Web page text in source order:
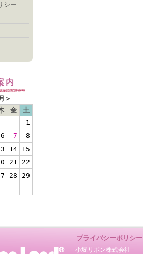
シー
内
＞
金
土
1
6 7
8
14
15
21
22
28
29
プライバシーポリシー
小堀リボン株式会社